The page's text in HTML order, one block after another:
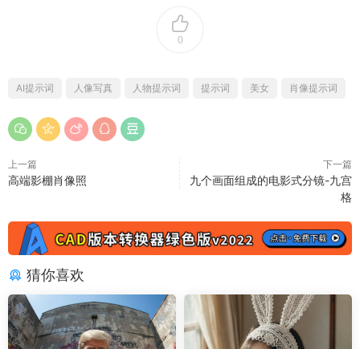
0
AI提示词 人像写真 人物提示词 提示词 美女 肖像提示词
上一篇
高端影棚肖像照
下一篇
九个画面组成的电影式分镜-九宫
格
猜你喜欢